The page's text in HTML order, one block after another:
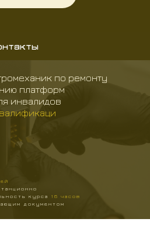
курса 16 часов
документом
по ремонту
платформ
инвалидов